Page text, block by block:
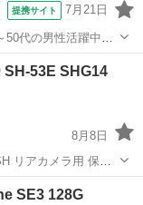
提携サイト 7月21日
50代の男性活躍中★
130日★フォークリフ
《神奈川県相模原
53E SHG14
8月8日
リアカメラ用 保護
ォン 指紋がつきに
SE3 128G